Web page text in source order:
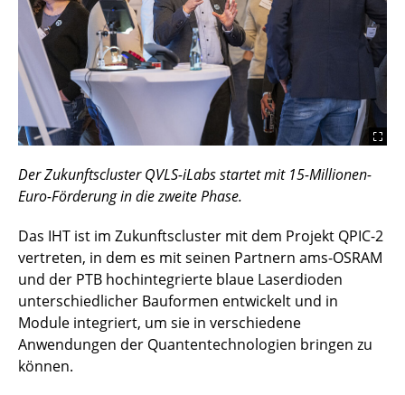
Der Zukunftscluster QVLS-iLabs startet mit 15-Millionen-
Euro-Förderung in die zweite Phase.
Das IHT ist im Zukunftscluster mit dem Projekt QPIC-2
vertreten, in dem es mit seinen Partnern ams-OSRAM
und der PTB hochintegrierte blaue Laserdioden
unterschiedlicher Bauformen entwickelt und in
Module integriert, um sie in verschiedene
Anwendungen der Quantentechnologien bringen zu
können.